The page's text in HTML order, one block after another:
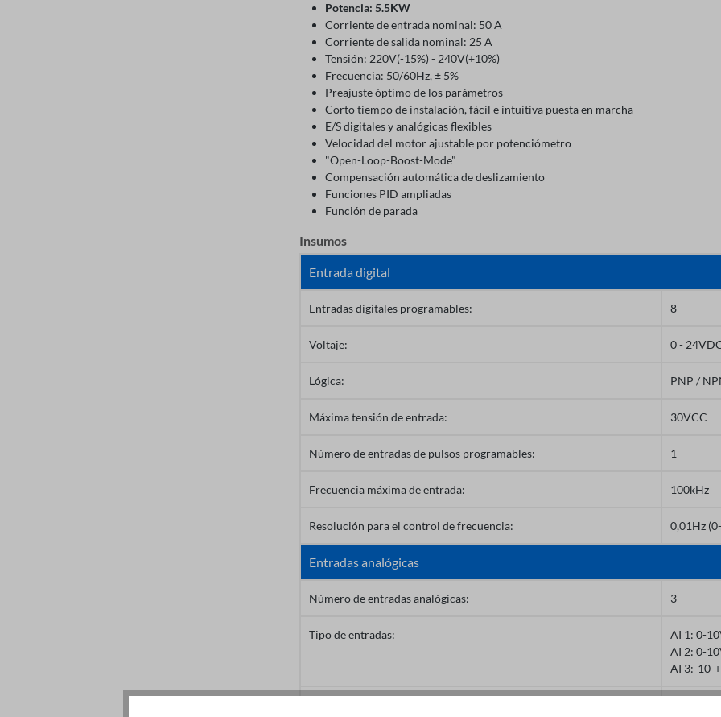
Potencia: 5.5KW
Corriente de entrada nominal: 50 A
Corriente de salida nominal: 25 A
Tensión: 220V(-15%) - 240V(+10%)
Frecuencia: 50/60Hz, ± 5%
Preajuste óptimo de los parámetros
Corto tiempo de instalación, fácil e intuitiva puesta en marcha
E/S digitales y analógicas flexibles
Velocidad del motor ajustable por potenciómetro
"Open-Loop-Boost-Mode"
Compensación automática de deslizamiento
Funciones PID ampliadas
Función de parada
Insumos
Entrada digital
Entradas digitales programables: 8
Voltaje: 0 -
Lógica: PNP /
Máxima tensión de entrada: 30VCC
Número de entradas de pulsos programables: 1
Frecuencia máxima de entrada: 100kHz
Resolución para el control de frecuencia: 0,01Hz
Entradas analógicas
Número de entradas analógicas: 3
Tipo de entradas:
AI 1: 0-
AI 2: 0-
AI 3:-10-